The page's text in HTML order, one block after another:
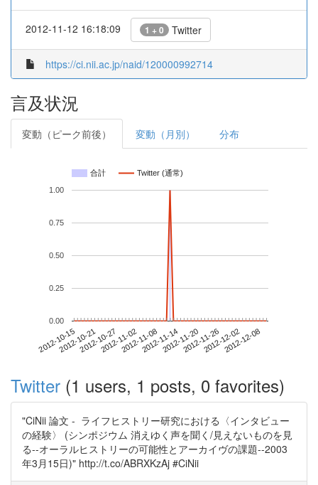
2012-11-12 16:18:09 1 + 0 Twitter
https://ci.nii.ac.jp/naid/120000992714
言及状況
変動（ピーク前後） 変動（月別） 分布
合計 Twitter (通常)
2012-10-152012-10-212012-10-272012-11-022012-11-082012-11-142012-11-202012-11-262012-12-022012-12-08
0.00
0.25
0.50
0.75
1.00
Twitter (1 users, 1 posts, 0 favorites)
"CiNii 論文 - ライフヒストリー研究における〈インタビュー
の経験〉 (シンポジウム 消えゆく声を聞く/見えないものを見
る--オーラルヒストリーの可能性とアーカイヴの課題--2003
年3月15日)" http://t.co/ABRXKzAj #CiNii